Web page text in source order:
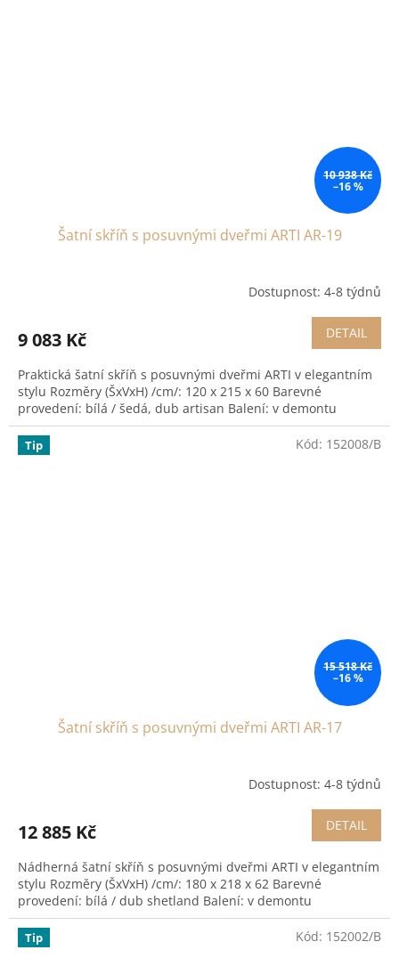
10 938 Kč
–16 %
Šatní skříň s posuvnými dveřmi ARTI AR-19
Dostupnost: 4-8 týdnů
9 083 Kč DETAIL
Praktická šatní skříň s posuvnými dveřmi ARTI v elegantním
stylu Rozměry (ŠxVxH) /cm/: 120 x 215 x 60 Barevné
provedení: bílá / šedá, dub artisan Balení: v demontu
Tip
15 518 Kč
–16 %
Šatní skříň s posuvnými dveřmi ARTI AR-17
Dostupnost: 4-8 týdnů
12 885 Kč DETAIL
Nádherná šatní skříň s posuvnými dveřmi ARTI v elegantním
stylu Rozměry (ŠxVxH) /cm/: 180 x 218 x 62 Barevné
provedení: bílá / dub shetland Balení: v demontu
Kód: 152008/B
Tip Kód: 152002/B